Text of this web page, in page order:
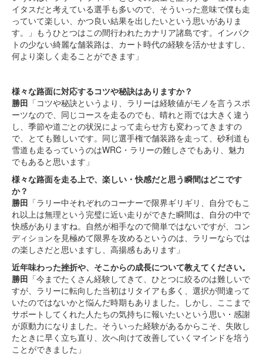
イタスだと考えている選手も多いので、そういった意味で僕も走
っていて楽しい、かつ良い結果を出したいという思いがありま
す。」もうひとつはこの間行われたカナリア諸島です。インパク
トの少ない綺麗な舗装路は、カート時代の経験を活かせますし、
何より楽しく走ることができます」
様々な路面に対応するコツや秘訣はありますか？
勝田 「コツや秘訣というより、ラリーは経験値がモノを言うスポ
ーツなので、同じコースを走るのでも、晴れと雨では大きく違う
し、季節や道ごとの状況によって走らせ方も変わってきますの
で、とても難しいです。同じ選手権で舗装路を走って、砂利道も
雪道も走るっていうのはWRC・ラリーの難しさでもあり、魅力
でもあると思います」
様々な路面を走る上で、楽しい・快感だと思う瞬間はどこです
か？
勝田 「ラリー中それぞれのコーナーで限界ギリギリ、自分でもこ
れ以上は無理という完璧に近い走りができた瞬間は、自分の中で
快感がありますね。自然が相手なので簡単ではないですが、コン
ディションを見極めて限界を攻めるというのは、ラリーならでは
の楽しさだと思いますし、高揚感もあります」
近年味わった挫折や、そこからの成長について教えてください。
勝田 「今までたくさん経験してきて、ひとつに絞るのは難しいで
すが、ラリーに転向した当初はリタイアも多く、選択が間違って
いたのではないかと悩んだ時期もありました。しかし、ここまで
サポートしてくれた人たちの気持ちに報いたいという思い・感謝
が原動力になりました。そういった経験があるからこそ、失敗し
たときに早く立ち直り、次へ向けて改善していくマインドを培う
ことができました」